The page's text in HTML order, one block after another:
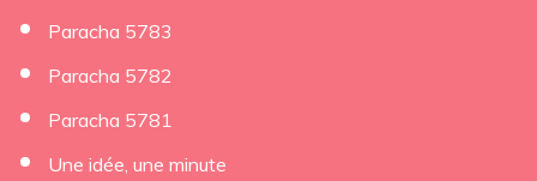
Paracha 5783
Paracha 5782
Paracha 5781
Une idée, une minute